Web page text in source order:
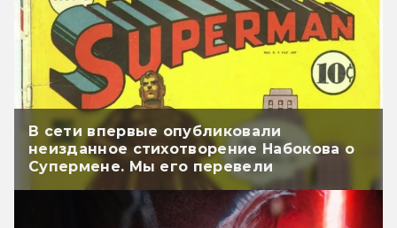
В сети впервые опубликовали
неизданное стихотворение Набокова о
Супермене. Мы его перевели